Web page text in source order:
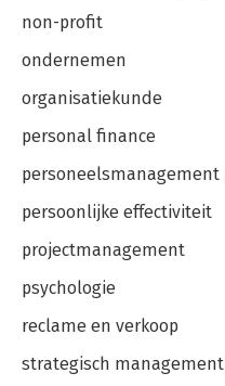
non-profit
ondernemen
organisatiekunde
personal finance
personeelsmanagement
persoonlijke effectiviteit
projectmanagement
psychologie
reclame en verkoop
strategisch management